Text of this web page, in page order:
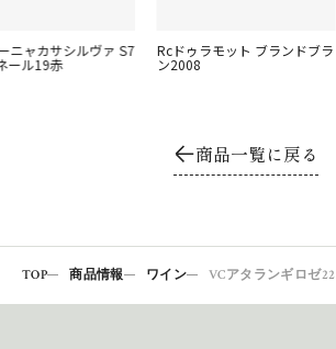
ニャカサシルヴァ S7
ール19赤
Rcドゥラモット ブランドブラ
ン2008
商品一覧に戻る
TOP 商品情報 ワイン VCアタランギロゼ22